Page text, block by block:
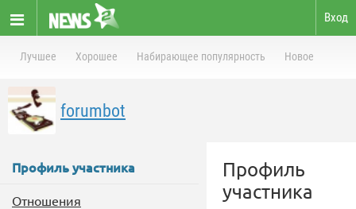
Вход
Лучшее Хорошее Набирающее популярность Новое
forumbot
Профиль участника
Отношения
Профиль
участника